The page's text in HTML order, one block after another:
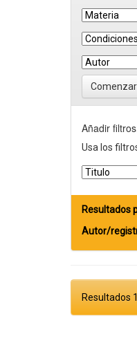
Añadir
Usa los
Resultados
Autor/
Resultados